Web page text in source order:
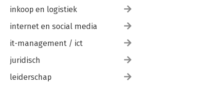
inkoop en logistiek
internet en social media
it-management / ict
juridisch
leiderschap